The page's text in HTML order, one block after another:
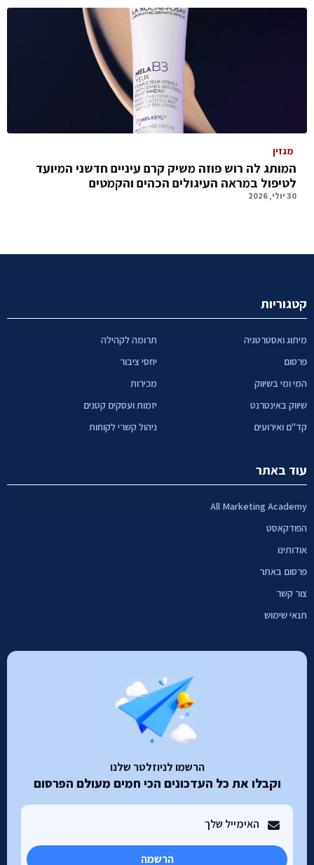
מגזין
המותג לה רוש פוזה משיק קרם עיניים חדשני המיועד
לטיפול במראה העיגולים הכהים והקמטים
30 יולי, 2026
קטגוריות
מיתוג ואסטרטגיה
פרסום
המי ומי בשיווק
שיווק באינטרנט
קד"ם ואירועים
תרומה לקהילה
יחסי ציבור
מכירות
יזמות ועסקים קטנים
ניהול קשרי לקוחות
עוד באתר
All Marketing Academy
הפודקאסט
אודותינו
פרסום באתר
צור קשר
תנאי שימוש
הרשמו לניוזלטר שלנו
וקבלו את כל העדכונים הכי חמים מעולם הפרסום
הרשמה